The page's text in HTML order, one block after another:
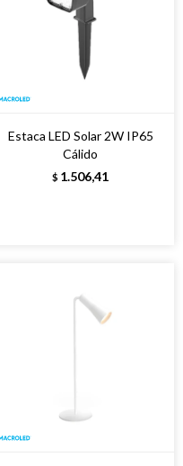
Estaca LED Solar 2W IP65
Cálido
$ 1.506,41